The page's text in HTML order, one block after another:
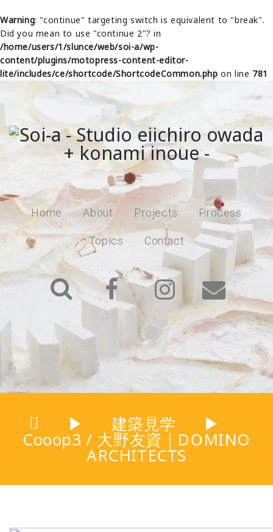
Warning: "continue" targeting switch is equivalent to "break".
Did you mean to use "continue 2"? in
/home/users/1/slunce/web/soi-a/wp-
content/plugins/motopress-content-editor-
lite/includes/ce/shortcode/ShortcodeCommon.php on line 781
Home About Projects Process
Topics Contact
▶ 建築見学 ▶
Cooop3 / 大野友資｜DOMINO
ARCHITECTS